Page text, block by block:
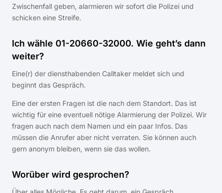
Zwischenfall geben, alarmieren wir sofort die Polizei und
schicken eine Streife.
Ich wähle 01-20660-32000. Wie geht’s dann
weiter?
Eine(r) der diensthabenden Calltaker meldet sich und
beginnt das Gespräch.
Eine der ersten Fragen ist die nach dem Standort. Das ist
wichtig für eine eventuell nötige Alarmierung der Polizei. Wir
fragen auch nach dem Namen und ein paar Infos. Das
müssen die Anrufer aber nicht verraten. Sie können auch
gern anonym bleiben, wenn sie das wollen.
Worüber wird gesprochen?